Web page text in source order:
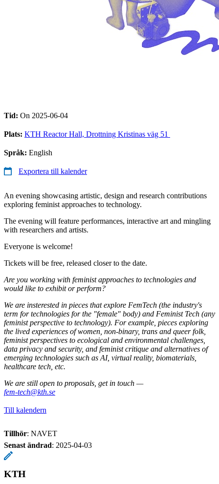
Tid: On 2025-06-04
Plats: KTH Reactor Hall, Drottning Kristinas väg 51 ​
Språk: English
Exportera till kalender
An evening showcasing artistic, design and research contributions
exploring feminist approaches to technology.
The evening will feature performances, interactive art and mingling
with researchers and artists.
Everyone is welcome!
Tickets will be free, released closer to the date.
Are you working with feminist approaches to technologies and
would like to exhibit or perform?
We are insterested in pieces that explore FemTech (the industry's
term for technologies for the "female" body) and Feminist Tech (any
feminist perspective to technology). For example, pieces exploring
the lived experiences of women, non-binary, trans and queer folk,
feminist perspectives to ecological and environmental challenges,
data privacy and security, and feminist critique and alternatives of
emerging technologies such as AI, virtual reality, biomaterials,
healthcare tech, etc.
We are still open to proposals, get in touch —
fem-tech@kth.se
Till kalendern
Tillhör: NAVET
Senast ändrad: 2025-04-03
KTH